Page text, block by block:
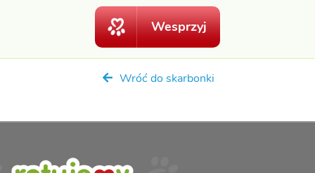
Wesprzyj
Wróć do skarbonki